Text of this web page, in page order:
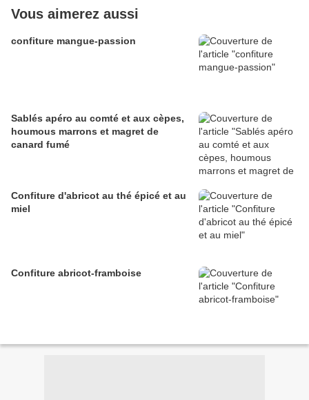
Vous aimerez aussi
confiture mangue-passion
Sablés apéro au comté et aux cèpes,
houmous marrons et magret de
canard fumé
Confiture d'abricot au thé épicé et au
miel
Confiture abricot-framboise